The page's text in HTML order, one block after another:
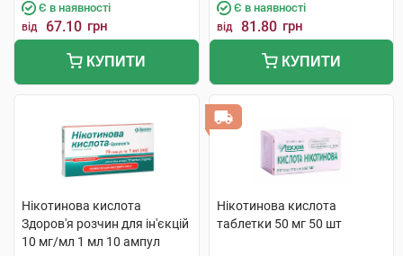
Є в наявності
від 67.10 грн
КУПИТИ
Є в наявності
від 81.80 грн
КУПИТИ
Нікотинова кислота
Здоров'я розчин для ін'єкцій
10 мг/мл 1 мл 10 ампул
Нікотинова кислота
таблетки 50 мг 50 шт